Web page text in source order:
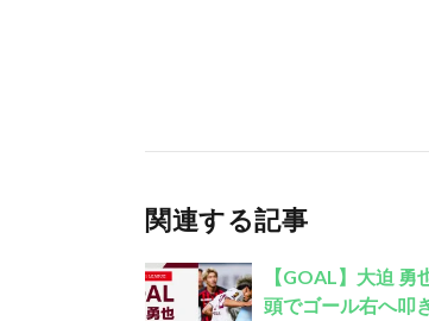
関連する記事
【GOAL】大迫
頭でゴール右へ叩